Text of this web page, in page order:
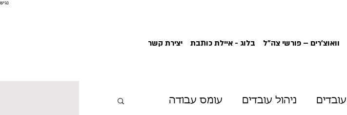
נגיש
וואוצ'רים – פורשי צה"ל בלוג - איילת כותבת יצירת קשר
עובדים ניהול עובדים עומס עבודה